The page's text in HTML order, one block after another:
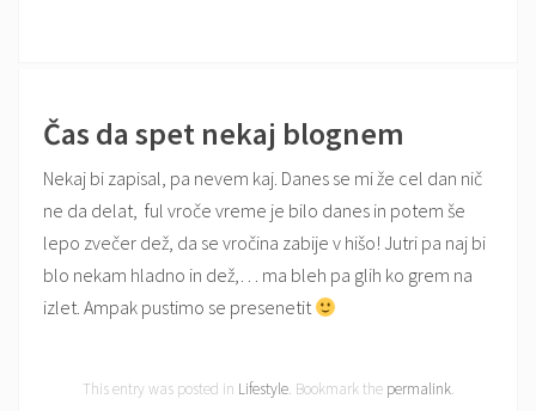
Čas da spet nekaj blognem
Nekaj bi zapisal, pa nevem kaj. Danes se mi že cel dan nič
ne da delat, ful vroče vreme je bilo danes in potem še
lepo zvečer dež, da se vročina zabije v hišo! Jutri pa naj bi
blo nekam hladno in dež,… ma bleh pa glih ko grem na
izlet. Ampak pustimo se presenetit
This entry was posted in Lifestyle. Bookmark the permalink.